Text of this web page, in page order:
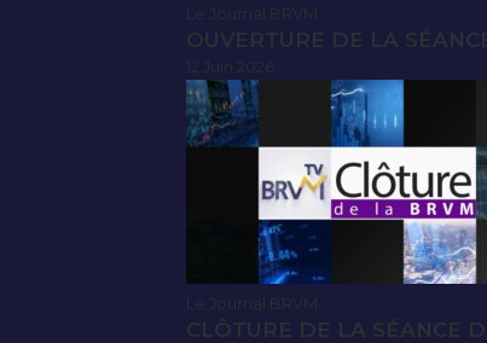
Le Journal BRVM
OUVERTURE DE LA
Le Journal BRVM
CLÔTURE DE LA SÉANCE